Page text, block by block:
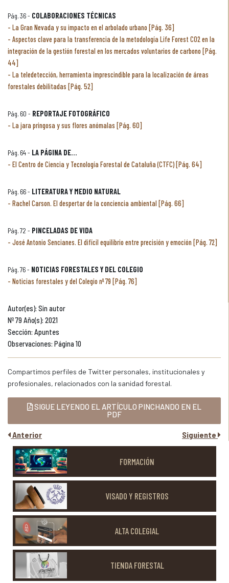
Pág. 36 - COLABORACIONES TÉCNICAS
La Gran Nevada y su impacto en el arbolado urbano [Pág. 36]
Aspectos clave para la transferencia de la metodología Life Forest CO2 en la
integración de la gestión forestal en los mercados voluntarios de carbono [Pág.
44]
La teledetección, herramienta imprescindible para la localización de áreas
forestales debilitadas [Pág. 52]
Pág. 60 - REPORTAJE FOTOGRÁFICO
La jara pringosa y sus flores anómalas [Pág. 60]
Pág. 64 - LA PÁGINA DE...
El Centro de Ciencia y Tecnología Forestal de Cataluña (CTFC) [Pág. 64]
Pág. 66 - LITERATURA Y MEDIO NATURAL
Rachel Carson. El despertar de la conciencia ambiental [Pág. 66]
Pág. 72 - PINCELADAS DE VIDA
José Antonio Sencianes. El difícil equilibrio entre precisión y emoción [Pág. 72]
Pág. 76 - NOTICIAS FORESTALES Y DEL COLEGIO
Noticias forestales y del Colegio nº 79 [Pág. 76]
Autor(es): Sin autor
Nº 79 Año(s): 2021
Sección: Apuntes
Observaciones: Página 10
Compartimos perfiles de Twitter personales, institucionales y
profesionales, relacionados con la sanidad forestal.
SIGUE LEYENDO EL ARTÍCULO PINCHANDO EN EL
PDF
Anterior Siguiente
FORMACIÓN
VISADO Y REGISTROS
ALTA COLEGIAL
TIENDA FORESTAL